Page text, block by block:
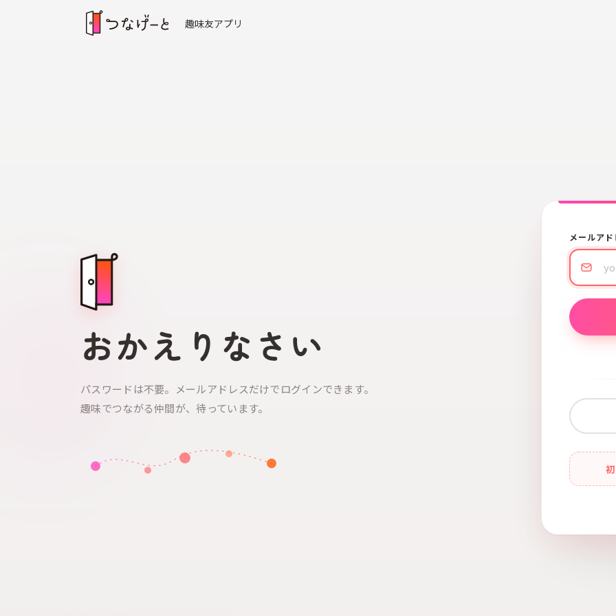
趣味友アプリ
おかえりなさい
パスワードは不要。メールアドレスだけでログインできます。
趣味でつながる仲間が、待っています。
メールア